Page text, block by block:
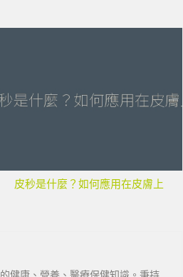
皮秒是什麼？如何應用在皮膚上